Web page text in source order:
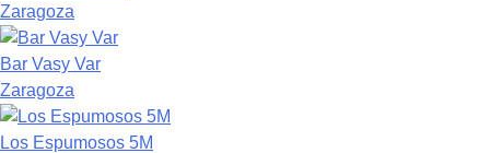
Zaragoza
Bar Vasy Var
Zaragoza
Los Espumosos 5M